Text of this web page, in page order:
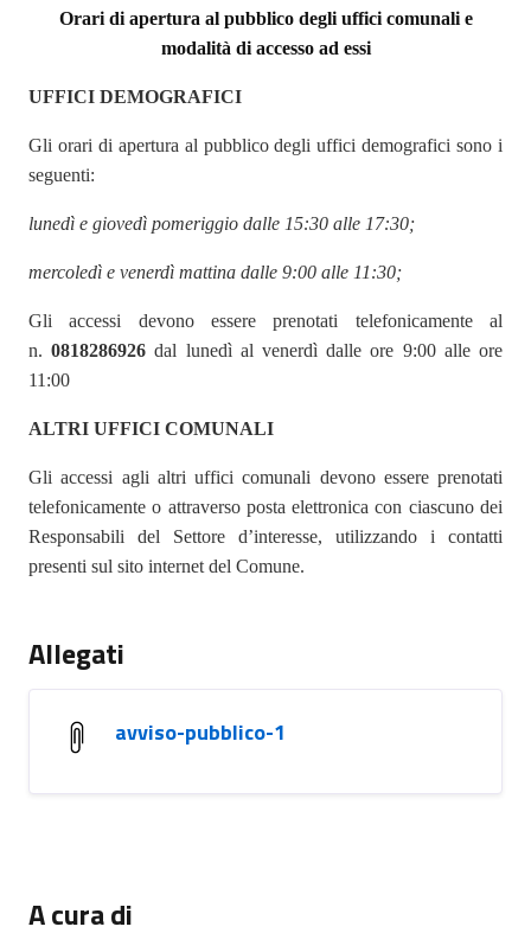
Orari di apertura al pubblico degli uffici comunali e
modalità di accesso ad essi
UFFICI DEMOGRAFICI
Gli orari di apertura al pubblico degli uffici demografici sono i
seguenti:
lunedì e giovedì pomeriggio dalle 15:30 alle 17:30;
mercoledì e venerdì mattina dalle 9:00 alle 11:30;
Gli accessi devono essere prenotati telefonicamente al
n.0818286926 dal lunedì al venerdì dalle ore 9:00 alle ore
11:00
ALTRI UFFICI COMUNALI
Gli accessi agli altri uffici comunali devono essere prenotati
telefonicamente o attraverso posta elettronica con ciascuno dei
Responsabili del Settore d’interesse, utilizzando i contatti
presenti sul sito internet del Comune.
Allegati
avviso-pubblico-1
A cura di